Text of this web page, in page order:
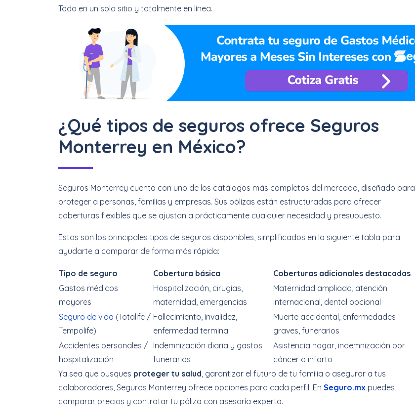
Todo en un solo sitio y totalmente en línea.
¿Qué tipos de seguros ofrece Seguros
Monterrey en México?
Seguros Monterrey cuenta con uno de los catálogos más completos del mercado, diseñado para
proteger a personas, familias y empresas. Sus pólizas están estructuradas para ofrecer
coberturas flexibles que se ajustan a prácticamente cualquier necesidad y presupuesto.
Estos son los principales tipos de seguros disponibles, simplificados en la siguiente tabla para
ayudarte a comparar de forma más rápida:
Tipo de seguro Cobertura básica
Coberturas adicionales destacadas
Gastos médicos
mayores
Hospitalización, cirugías,
maternidad, emergencias
Maternidad ampliada, atención
internacional, dental opcional
Seguro de vida (Totalife /
Tempolife)
Fallecimiento, invalidez,
enfermedad terminal
Muerte accidental, enfermedades
graves, funerarios
Accidentes personales /
hospitalización
Indemnización diaria y gastos
funerarios
Asistencia hogar, indemnización por
cáncer o infarto
Ya sea que busques proteger tu salud, garantizar el futuro de tu familia o asegurar a tus
colaboradores, Seguros Monterrey ofrece opciones para cada perfil. En Seguro.mx puedes
comparar precios y contratar tu póliza con asesoría experta.